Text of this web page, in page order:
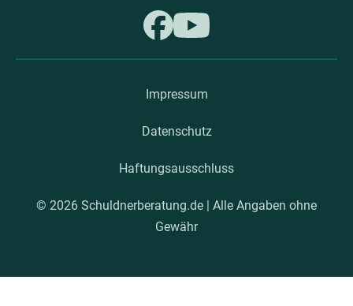
Impressum
Datenschutz
Haftungsausschluss
© 2026 Schuldnerberatung.de | Alle Angaben ohne
Gewähr